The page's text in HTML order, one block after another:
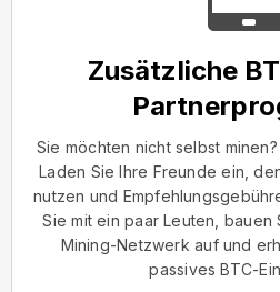
Zusätzliche
Sie möchten nicht selbst
Laden Sie Ihre Freunde ein,
nutzen und
Sie mit ein paar Leuten, bauen
Mining-Netzwerk auf und
passives BTC-